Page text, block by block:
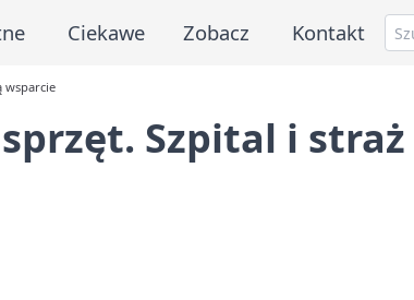
Ciekawe Zobacz Kontakt
wsparcie
Szpital i straż